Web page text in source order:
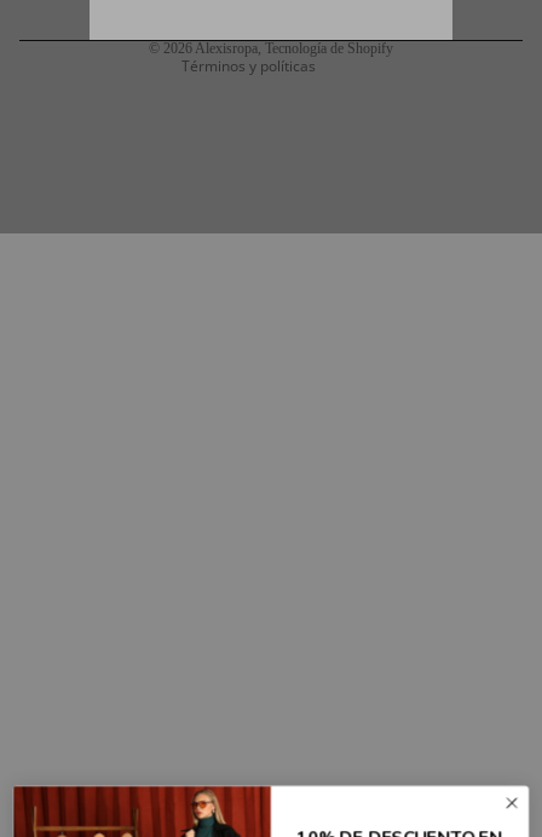
© 2026 Alexisropa Tecnología de Shopify
Términos y políticas